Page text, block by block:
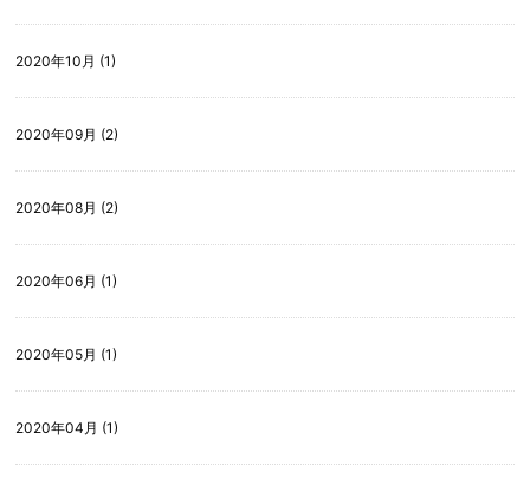
2020年10月 (1)
2020年09月 (2)
2020年08月 (2)
2020年06月 (1)
2020年05月 (1)
2020年04月 (1)